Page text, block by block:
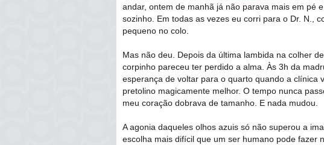
andar, ontem de manhã já não parava mais em pé
sozinho. Em todas as vezes eu corri para o Dr. N.,
pequeno no colo.
Mas não deu. Depois da última lambida na colher
corpinho pareceu ter perdido a alma. Às 3h da
esperança de voltar para o quarto quando a clínica
pretolino magicamente melhor. O tempo nunca
meu coração dobrava de tamanho. E nada mudou.
A agonia daqueles olhos azuis só não superou a
escolha mais difícil que um ser humano pode fazer